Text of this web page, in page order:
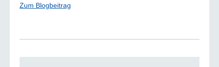
Zum Blogbeitrag